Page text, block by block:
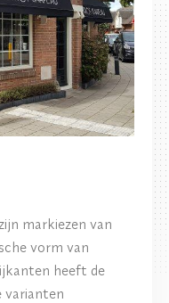
markiezen van
vorm van
heeft de
varianten